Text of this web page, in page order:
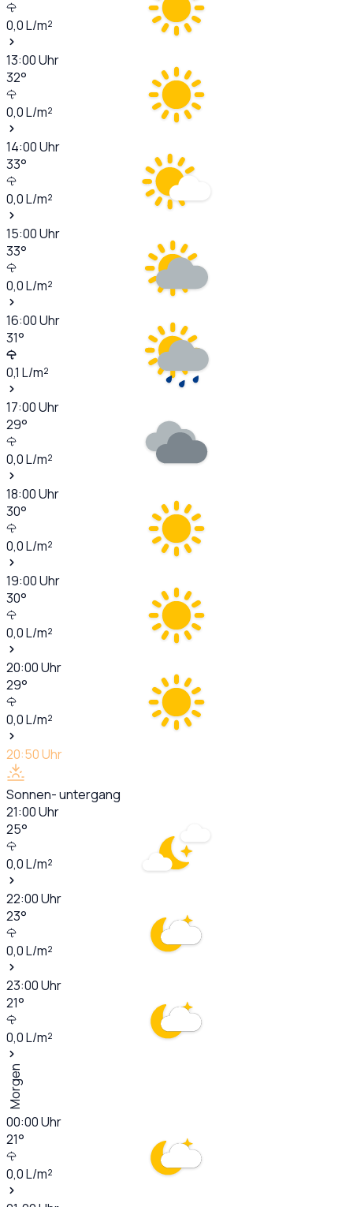
0,0L/m²
13:00Uhr
32°
0,0L/m²
14:00Uhr
33°
0,0L/m²
15:00Uhr
33°
0,0L/m²
16:00Uhr
31°
0,1 L/m²
17:00Uhr
29°
0,0L/m²
18:00Uhr
30°
0,0L/m²
19:00Uhr
30°
0,0L/m²
20:00Uhr
29°
0,0L/m²
20:50Uhr
Sonnen- untergang
21:00Uhr
25°
0,0L/m²
22:00Uhr
23°
0,0L/m²
23:00Uhr
21°
0,0L/m²
Morgen
00:00Uhr
21°
0,0L/m²